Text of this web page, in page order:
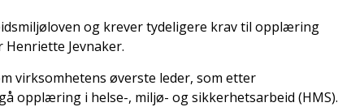
og krever tydeligere krav til opplæring
Jevnaker.
virksomhetens øverste leder, som etter
opplæring i helse-, miljø- og sikkerhetsarbeid (HMS).